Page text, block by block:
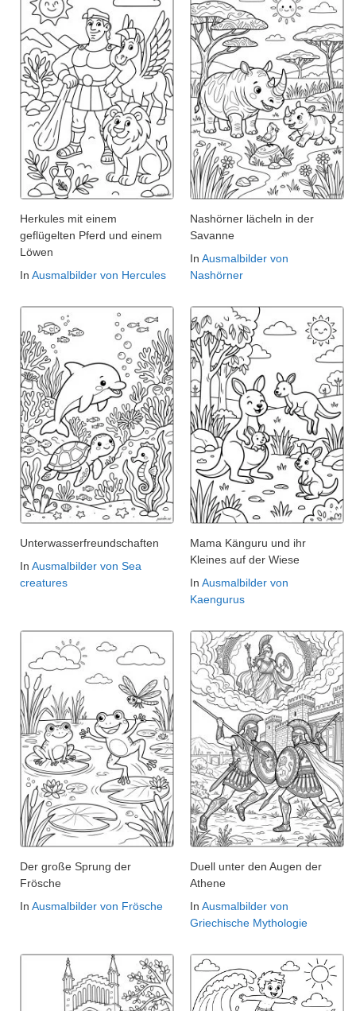
Herkules mit einem
geflügelten Pferd und einem
Löwen
In Ausmalbilder von Hercules
Nashörner lächeln in der
Savanne
In Ausmalbilder von
Nashörner
Unterwasserfreundschaften
In Ausmalbilder von Sea
creatures
Mama Känguru und ihr
Kleines auf der Wiese
In Ausmalbilder von
Kaengurus
Der große Sprung der
Frösche
In Ausmalbilder von Frösche
Duell unter den Augen der
Athene
In Ausmalbilder von
Griechische Mythologie